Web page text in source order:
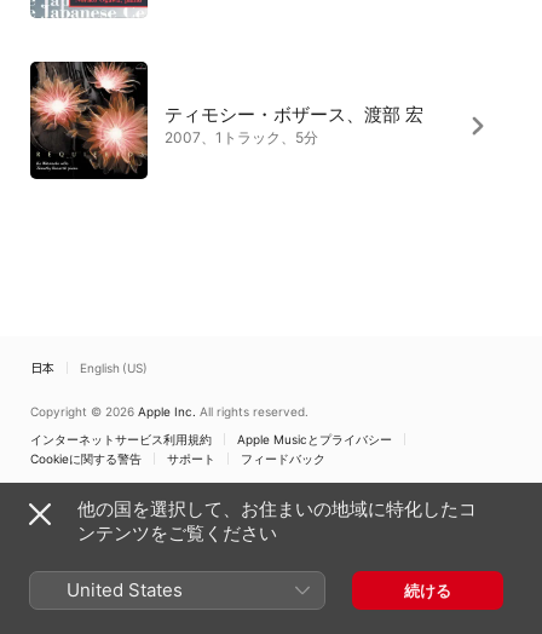
ティモシー・ボザース、渡部 宏
2007、1トラック、5分
日本 English (US)
Copyright © 2026 Apple Inc. All rights reserved.
インターネットサービス利用規約
Apple Musicとプライバシー
Cookieに関する警告
サポート フィードバック
他の国を選択して、お住まいの地域に特化したコ
ンテンツをご覧ください
United States 続ける